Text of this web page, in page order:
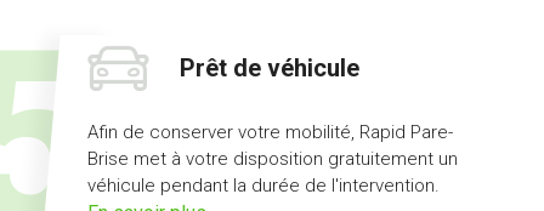
offert
Prêt de véhicule
Afin de conserver votre mobilité, Rapid Pare-
Brise met à votre disposition gratuitement un
véhicule pendant la durée de l'intervention.